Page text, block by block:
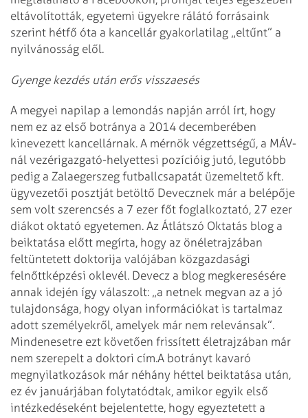
eltávolították, egyetemi ügyekre rálátó forrásaink
szerint hétfő óta a kancellár gyakorlatilag „eltűnt” a
nyilvánosság elől.
Gyenge kezdés után erős visszaesés
A megyei napilap a lemondás napján arról írt, hogy
nem ez az első botránya a 2014 decemberében
kinevezett kancellárnak. A mérnök végzettségű, a MÁV-
nál vezérigazgató-helyettesi pozícióig jutó, legutóbb
pedig a Zalaegerszeg futballcsapatát üzemeltető kft.
ügyvezetői posztját betöltő Devecznek már a belépője
sem volt szerencsés a 7 ezer főt foglalkoztató, 27 ezer
diákot oktató egyetemen. Az Átlátszó Oktatás blog a
beiktatása előtt megírta, hogy az ön­életrajzában
feltüntetett doktorija valójában közgazdasági
felnőttképzési oklevél. Devecz a blog megkeresésére
annak idején így válaszolt: „a netnek megvan az a jó
tulajdonsága, hogy olyan információkat is tartalmaz
adott személyekről, amelyek már nem relevánsak”.
Mindenesetre ezt követően frissített életrajzában már
nem szerepelt a doktori cím.A botrányt kavaró
megnyilatkozások már néhány héttel beiktatása után,
ez év januárjában folytatódtak, amikor egyik első
intézkedéseként bejelentette, hogy egyeztetett a